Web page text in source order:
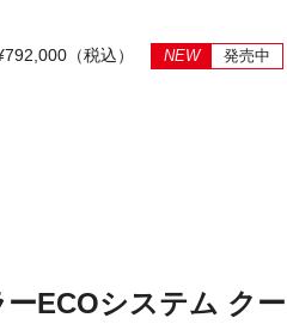
（税込） NEW 発売中
ECOシステム ク